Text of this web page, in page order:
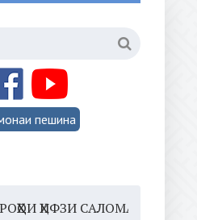
пешина
САЛОМАТӢ16:35 –